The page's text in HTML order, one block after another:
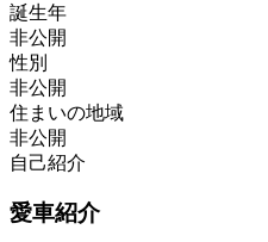
誕生年
非公開
性別
非公開
住まいの地域
非公開
自己紹介
愛車紹介